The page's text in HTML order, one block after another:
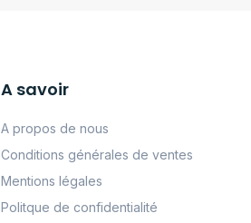
A savoir
A propos de nous
Conditions générales de ventes
Mentions légales
Politque de confidentialité